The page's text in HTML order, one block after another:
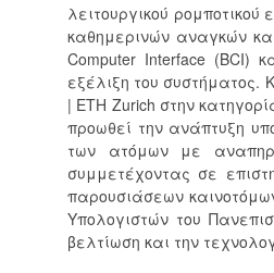
λειτουργικού
καθημερινών αναγκών
Computer Interface (BCI)
εξέλιξη του συστήματος.
| ETH Zurich στην
προωθεί την ανάπτυξη
των ατόμων με
συμμετέχοντας σε
παρουσιάσεων
Υπολογιστών του
βελτίωση και την